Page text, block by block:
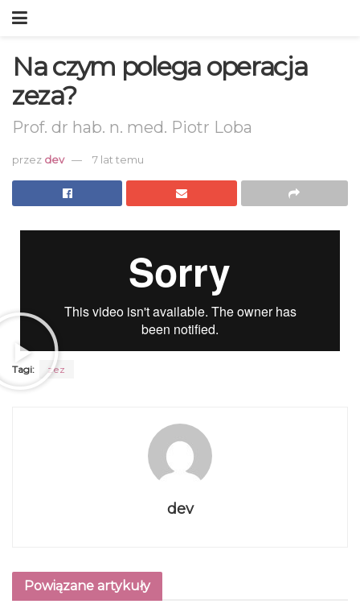
Na czym polega operacja
zeza?
Prof. dr hab. n. med. Piotr Loba
przez dev 7 lat temu
Tagi: zez
dev
Powiązane artykuły